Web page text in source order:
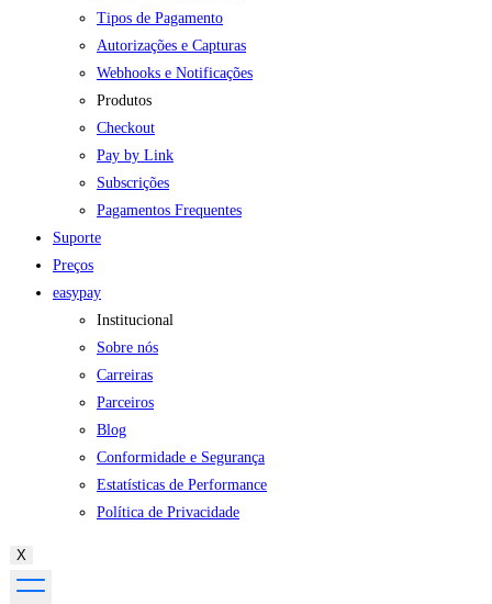
Tipos de Pagamento
Autorizações e Capturas
Webhooks e Notificações
Produtos
Checkout
Pay by Link
Subscrições
Pagamentos Frequentes
Suporte
Preços
easypay
Institucional
Sobre nós
Carreiras
Parceiros
Blog
Conformidade e Segurança
Estatísticas de Performance
Política de Privacidade
X